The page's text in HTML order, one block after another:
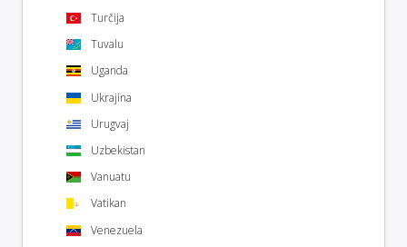
Turčija
Tuvalu
Uganda
Ukrajina
Urugvaj
Uzbekistan
Vanuatu
Vatikan
Venezuela